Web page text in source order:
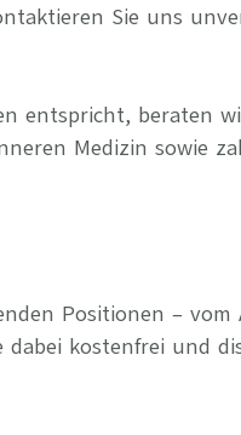
Sie uns
entspricht, beraten
Medizin sowie
Positionen – vom
kostenfrei und